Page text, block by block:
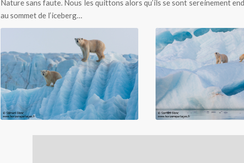
Nature sans faute. Nous les quittons alors qu’ils se sont sereinement
au sommet de l’iceberg…
Ourse et son ourson sur un iceberg
bleu au Spitzberg
Ourse et son ourson
bleu au